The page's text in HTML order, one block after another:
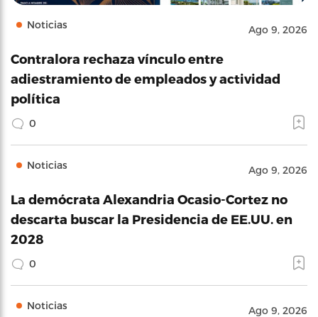
Noticias Ago 9, 2026
Contralora rechaza vínculo entre
adiestramiento de empleados y actividad
política
0
Noticias Ago 9, 2026
La demócrata Alexandria Ocasio-Cortez no
descarta buscar la Presidencia de EE.UU. en
2028
0
Noticias Ago 9, 2026